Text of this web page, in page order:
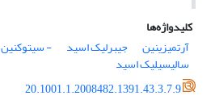
کلیدواژه‌ها
آرتمیزینین
جیبرلیک اسید - سیتوکنین
سالیسیلیک اسید
20.1001.1.2008482.1391.43.3.7.9